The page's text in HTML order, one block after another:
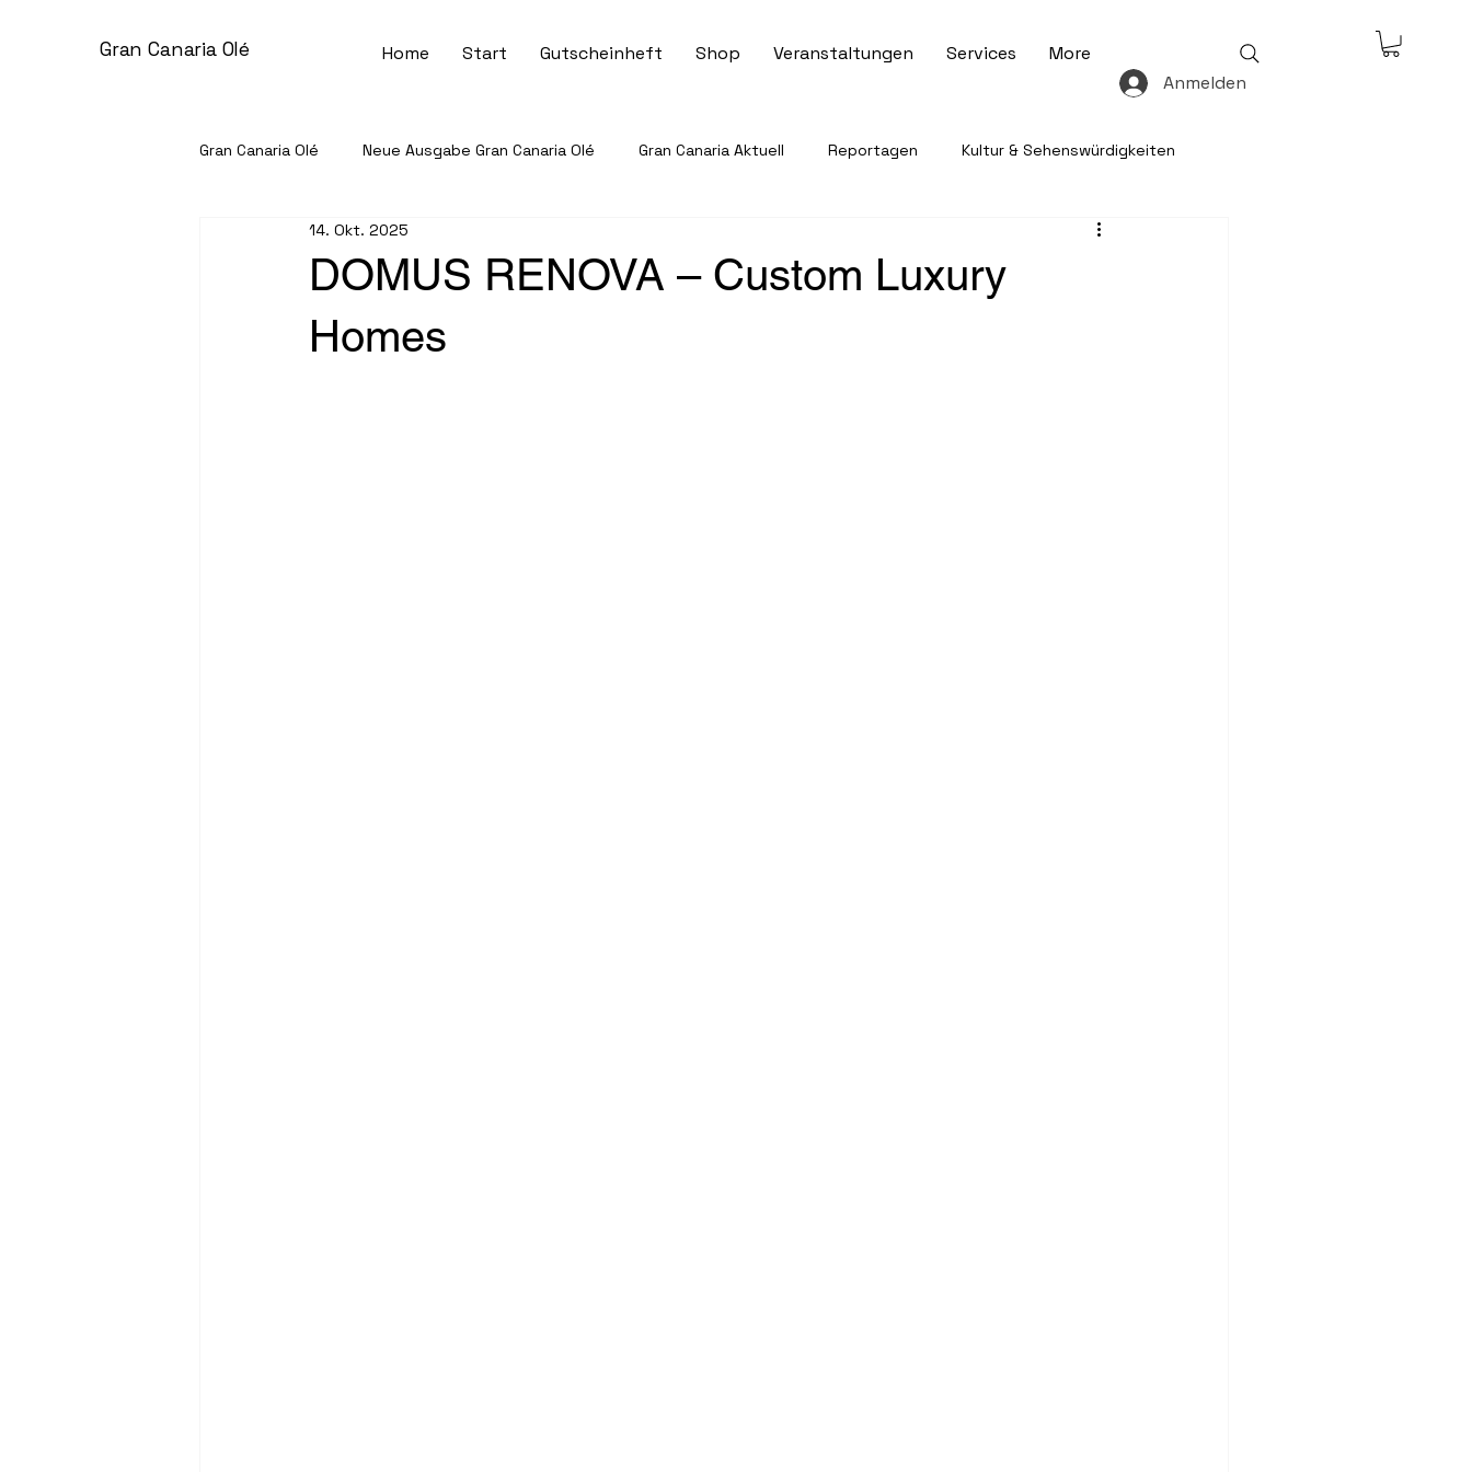
Gran Canaria Olé Home Start Gutscheinheft Shop Veranstaltungen Services
More
Anmelden
Gran Canaria Olé Neue Ausgabe Gran Canaria Olé Gran Canaria Aktuell Reportagen Kultur & Sehenswürdigkeiten
Gemeinschaft & Gesellschaft
Unternehmen im Spotlight
DOMUS RENOVA – Custom Luxury
Homes
14. Okt. 2025